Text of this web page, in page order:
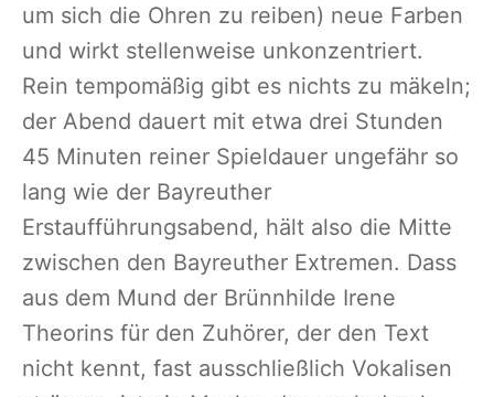
um sich die Ohren zu reiben) neue Farben
und wirkt stellenweise unkonzentriert.
Rein tempomäßig gibt es nichts zu mäkeln;
der Abend dauert mit etwa drei Stunden
45 Minuten reiner Spieldauer ungefähr so
lang wie der Bayreuther
Erstaufführungsabend, hält also die Mitte
zwischen den Bayreuther Extremen. Dass
aus dem Mund der Brünnhilde Irene
Theorins für den Zuhörer, der den Text
nicht kennt, fast ausschließlich Vokalisen